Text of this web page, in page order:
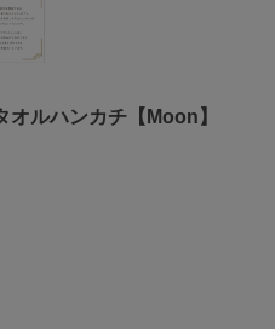
ルハンカチ【Moon】